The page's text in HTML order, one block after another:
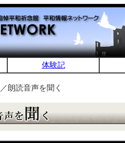
体験記
／朗読音声を聞く